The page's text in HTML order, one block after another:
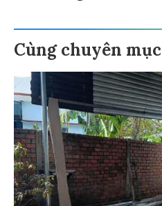
Cùng chuyên mục